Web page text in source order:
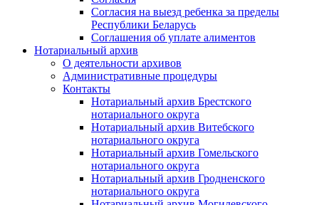
Согласия на выезд ребенка за пределы
Республики Беларусь
Соглашения об уплате алиментов
Нотариальный архив
О деятельности архивов
Административные процедуры
Контакты
Нотариальный архив Брестского
нотариального округа
Нотариальный архив Витебского
нотариального округа
Нотариальный архив Гомельского
нотариального округа
Нотариальный архив Гродненского
нотариального округа